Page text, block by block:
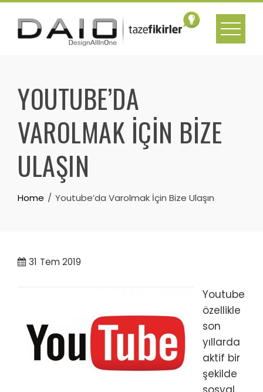
Skip
content
YOUTUBE’DA
VAROLMAK İÇIN BIZE
ULAŞIN
Home Youtube’da Varolmak İçin Bize Ulaşın
31 Tem 2019
Youtube
özellikle
son
yıllarda
aktif bir
şekilde